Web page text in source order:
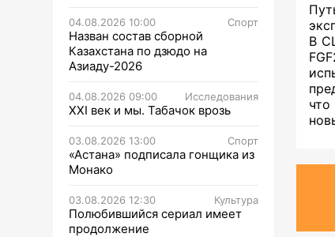
04.08.2026 10:00 Спорт
Назван состав сборной
Казахстана по дзюдо на
Азиаду-2026
04.08.2026 09:00 Исследования
XXI век и мы. Табачок врозь
03.08.2026 13:00 Спорт
«Астана» подписала гонщика из
Монако
03.08.2026 12:30 Культура
Полюбившийся сериал имеет
продолжение
В